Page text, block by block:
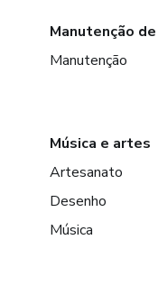
Manutenção
Manutenção
Música e artes
Artesanato
Desenho
Música